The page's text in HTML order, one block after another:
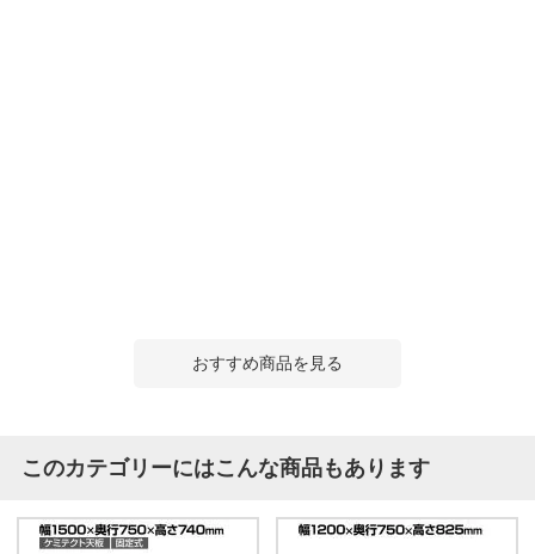
おすすめ商品を見る
このカテゴリーにはこんな商品もあります